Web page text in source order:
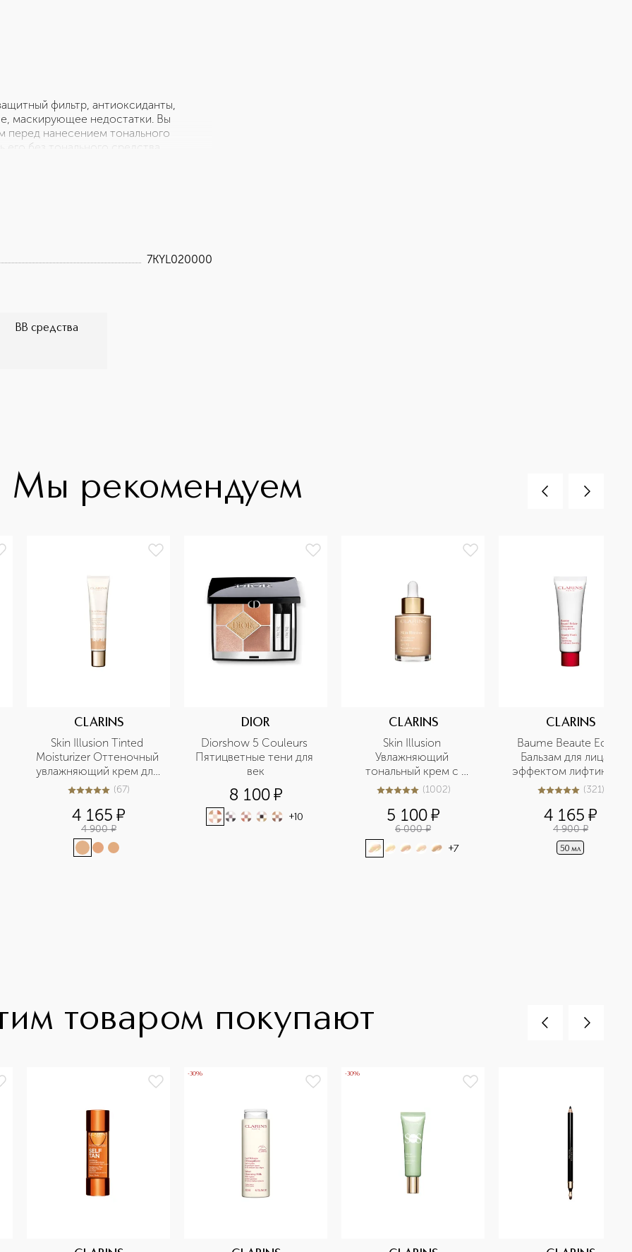
фильтр, антиоксиданты,
маскирующее недостатки. Вы
перед нанесением тонального
без тонального средства,
7KYL020000
BB средства
Мы рекомендуем
CLARINS
Skin Illusion Tinted
Moisturizer Оттеночный
увлажняющий крем для
лица с эффектом
4.9из567 (67)
4 165 ¤
4 900 ¤
DIOR
Diorshow 5 Couleurs
Пятицветные тени для
век
8 100¤
+10
CLARINS
Skin Illusion
Увлажняющий
тональный крем с
легким покрытием
5из 51002 (1002)
5 100¤
6 000 ¤
+7
CLARINS
Baume Beaute Eclair
Бальзам для лица с
эффектом лифтинга и
сияния
5из 5321 (321)
4 165 ¤
4 900 ¤
50 мл
товаром покупают
-30% -30%